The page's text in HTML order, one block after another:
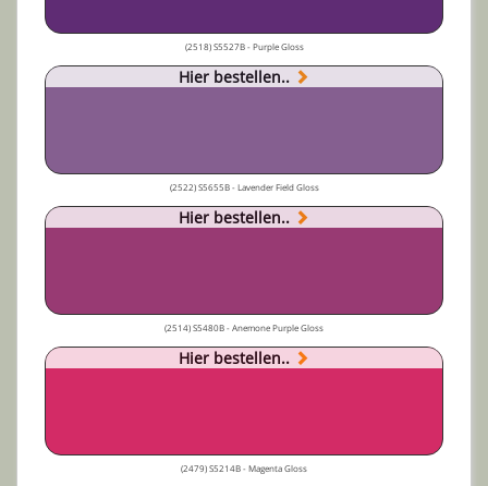
(2518) S5527B - Purple Gloss
Hier bestellen..
(2522) S5655B - Lavender Field Gloss
Hier bestellen..
(2514) S5480B - Anemone Purple Gloss
Hier bestellen..
(2479) S5214B - Magenta Gloss